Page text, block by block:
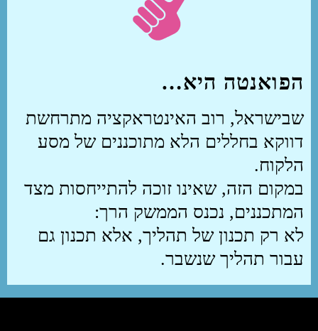
הפואנטה היא…
שבישראל, רוב האינטראקציה מתרחשת
דווקא בחללים הלא מתוכננים של מסע
הלקוח.
במקום הזה, שאינו זוכה להתייחסות מצד
המתכננים, נכנס הממשק הרך:
לא רק תכנון של תהליך, אלא תכנון גם
עבור תהליך שנשבר.